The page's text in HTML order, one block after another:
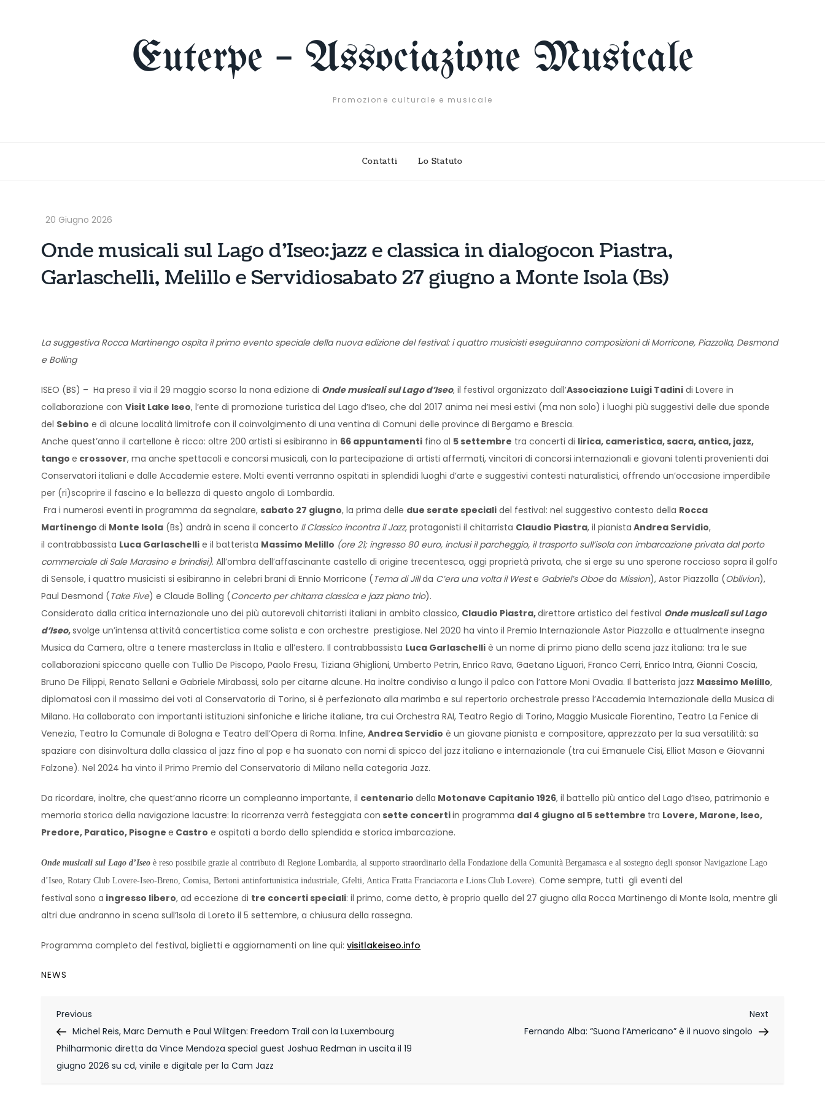
Euterpe – Associazione Musicale
Promozione culturale e musicale
Contatti Lo Statuto
Onde musicali sul Lago d’Iseo: jazz e classica in dialogo con Piastra,
Garlaschelli, Melillo e Servidio sabato 27 giugno a Monte Isola (Bs)
La suggestiva Rocca Martinengo ospita il primo evento speciale della nuova edizione del festival: i quattro musicisti eseguiranno composizioni di Morricone, Piazzolla, Desmond
e Bolling
ISEO (BS) – Ha preso il via il 29 maggio scorso la nona edizione di Onde musicali sul Lago d’Iseo, il festival organizzato dall’Associazione Luigi Tadini di Lovere in
collaborazione conVisit Lake Iseo, l’ente di promozione turistica del Lago d’Iseo, che dal 2017 anima nei mesi estivi (ma non solo) i luoghi più suggestivi delle due sponde
del Sebino e di alcune località limitrofe con il coinvolgimento di una ventina di Comuni delle province di Bergamo e Brescia.
Anche quest’anno il cartellone è ricco: oltre 200 artisti si esibiranno in 66 appuntamenti fino al 5 settembre tra concerti di lirica, cameristica, sacra, antica, jazz,
tangoe crossover, ma anche spettacoli e concorsi musicali, con la partecipazione di artisti affermati, vincitori di concorsi internazionali e giovani talenti provenienti dai
Conservatori italiani e dalle Accademie estere. Molti eventi verranno ospitati in splendidi luoghi d’arte e suggestivi contesti naturalistici, offrendo un’occasione imperdibile
per (ri)scoprire il fascino e la bellezza di questo angolo di Lombardia.
Fra i numerosi eventi in programma da segnalare,sabato 27 giugno, la prima delle due serate speciali del festival: nel suggestivo contesto della Rocca
Martinengodi Monte Isola (Bs) andrà in scena il concerto Il Classico incontra il Jazz, protagonisti il chitarrista Claudio Piastra, il pianista Andrea Servidio,
il contrabbassista Luca Garlaschelli e il batterista Massimo Melillo (ore 21; ingresso 80 euro, inclusiil parcheggio, il trasporto sull’isola con imbarcazione privata dalporto
commerciale di Sale Marasinoe brindisi). All’ombra dell’affascinante castello di origine trecentesca, oggi proprietà privata, che si erge su uno sperone roccioso sopra il golfo
di Sensole, i quattro musicisti si esibiranno in celebri brani di Ennio Morricone (Tema di Jillda C’era una volta il Weste Gabriel’s Oboeda Mission), Astor Piazzolla (Oblivion),
Paul Desmond (Take Five) e Claude Bolling (Concerto per chitarra classica e jazz piano trio).
Considerato dalla critica internazionale uno dei più autorevoli chitarristi italiani in ambito classico, Claudio Piastra,direttore artistico del festival Onde musicali sul Lago
d’Iseo,svolge un’intensa attività concertistica come solista e con orchestre prestigiose. Nel 2020 ha vinto il Premio Internazionale Astor Piazzolla e attualmente insegna
Musica da Camera, oltre a tenere masterclass in Italia e all’estero. Il contrabbassista Luca Garlaschelli è un nome di primo piano della scena jazz italiana: tra le sue
collaborazioni spiccano quelle con Tullio De Piscopo, Paolo Fresu, Tiziana Ghiglioni, Umberto Petrin, Enrico Rava, Gaetano Liguori, Franco Cerri, Enrico Intra, Gianni Coscia,
Bruno De Filippi, Renato Sellani e Gabriele Mirabassi, solo per citarne alcune. Ha inoltre condiviso a lungo il palco con l’attore Moni Ovadia. Il batterista jazz Massimo Melillo,
diplomatosi con il massimo dei voti al Conservatorio di Torino, si è perfezionato alla marimba e sul repertorio orchestrale presso l’Accademia Internazionale della Musica di
Milano. Ha collaborato con importanti istituzioni sinfoniche e liriche italiane, tra cui Orchestra RAI, Teatro Regio di Torino, Maggio Musicale Fiorentino, Teatro La Fenice di
Venezia, Teatro la Comunale di Bologna e Teatro dell’Opera di Roma. Infine,Andrea Servidio è un giovane pianista e compositore, apprezzato per la sua versatilità: sa
spaziare con disinvoltura dalla classica al jazz fino al pop e ha suonato con nomi di spicco del jazz italiano e internazionale (tra cui Emanuele Cisi, Elliot Mason e Giovanni
Falzone). Nel 2024 ha vinto il Primo Premio del Conservatorio di Milano nella categoria Jazz.
Da ricordare, inoltre, che quest’anno ricorre un compleanno importante, il centenariodella Motonave Capitanio 1926, il battello più antico del Lago d’Iseo, patrimonio e
memoria storica della navigazione lacustre: la ricorrenza verrà festeggiata con sette concertiin programma dal 4 giugno al 5 settembre tra Lovere, Marone, Iseo,
Predore, Paratico, Pisognee Castro e ospitati a bordo dello splendida e storica imbarcazione.
Onde musicali sul Lago d’Iseo è reso possibile grazie al contributo di Regione Lombardia, al supporto straordinario della Fondazione della Comunità Bergamasca e al sostegno degli sponsor Navigazione Lago
d’Iseo, Rotary Club Lovere-Iseo-Breno, Comisa, Bertoni antinfortunistica industriale, Gfelti, Antica Fratta Franciacorta e Lions Club Lovere). Come sempre, tutti gli eventi del
festival sono a ingresso libero, ad eccezione di tre concerti speciali: il primo, come detto, è proprio quello del 27 giugno alla Rocca Martinengo di Monte Isola, mentre gli
altri due andranno in scena sull’Isola di Loreto il 5 settembre, a chiusura della rassegna.
Programma completo del festival, biglietti e aggiornamenti on line qui:visitlakeiseo.info
NEWS
N
a
v
Previous
Post
Previous
Michel Reis, Marc Demuth e Paul Wiltgen: Freedom Trail con la Luxembourg
Philharmonic diretta da Vince Mendoza special guest Joshua Redman in uscita il 19
giugno 2026 su cd, vinile e digitale per la Cam Jazz
Next
Post
Next
Fernando Alba: “Suona l’Americano” è il nuovo singolo